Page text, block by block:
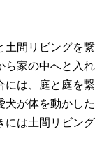
間リビングを
ら家の中へと入
には、庭と庭を
が体を動かし
には土間リビン